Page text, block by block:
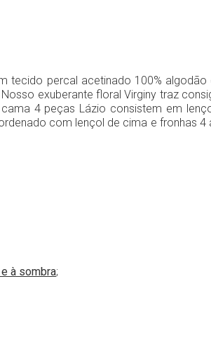
tecido percal acetinado 100%
exuberante floral Virginy traz
4 peças Lázio consistem em
com lençol de cima e fronhas
à sombra;